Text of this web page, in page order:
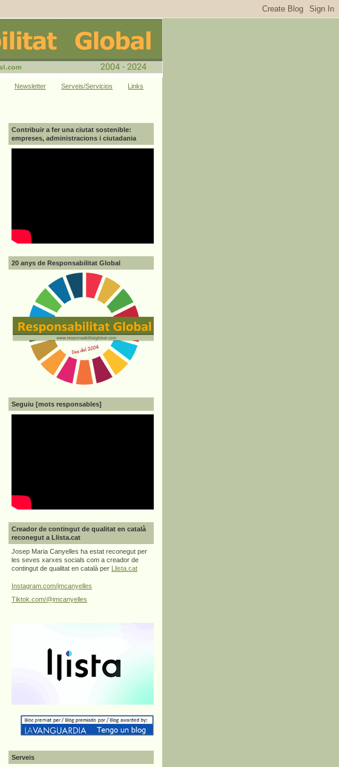
Newsletter Serveis/Servicios Links
Contribuir a fer una ciutat sostenible:
empreses, administracions i ciutadania
20 anys de Responsabilitat Global
Seguiu [mots responsables]
Creador de contingut de qualitat en català
reconegut a Llista.cat
Josep Maria Canyelles ha estat reconegut per
les seves xarxes socials com a creador de
contingut de qualitat en català per
Llista.cat
Instagram.com/jmcanyelles
Tiktok.com/@jmcanyelles
Serveis